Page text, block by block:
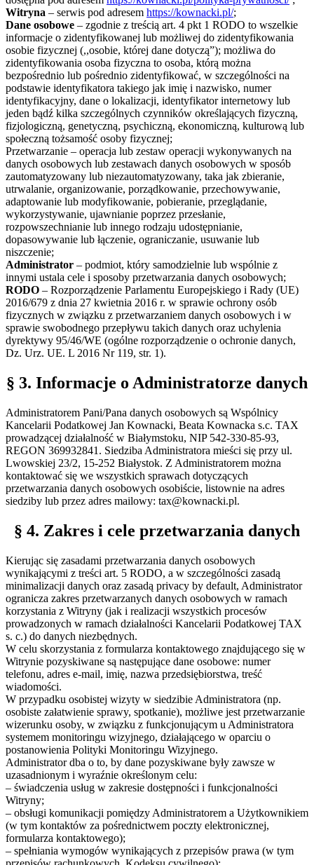
Witryna – serwis pod adresem https://kownacki.pl/;
Dane osobowe – zgodnie z treścią art. 4 pkt 1 RODO to wszelkie
informacje o zidentyfikowanej lub możliwej do zidentyfikowania
osobie fizycznej (,,osobie, której dane dotyczą”); możliwa do
zidentyfikowania osoba fizyczna to osoba, którą można
bezpośrednio lub pośrednio zidentyfikować, w szczególności na
podstawie identyfikatora takiego jak imię i nazwisko, numer
identyfikacyjny, dane o lokalizacji, identyfikator internetowy lub
jeden bądź kilka szczególnych czynników określających fizyczną,
fizjologiczną, genetyczną, psychiczną, ekonomiczną, kulturową lub
społeczną tożsamość osoby fizycznej;
Przetwarzanie – operacja lub zestaw operacji wykonywanych na
danych osobowych lub zestawach danych osobowych w sposób
zautomatyzowany lub niezautomatyzowany, taka jak zbieranie,
utrwalanie, organizowanie, porządkowanie, przechowywanie,
adaptowanie lub modyfikowanie, pobieranie, przeglądanie,
wykorzystywanie, ujawnianie poprzez przesłanie,
rozpowszechnianie lub innego rodzaju udostępnianie,
dopasowywanie lub łączenie, ograniczanie, usuwanie lub
niszczenie;
Administrator – podmiot, który samodzielnie lub wspólnie z
innymi ustala cele i sposoby przetwarzania danych osobowych;
RODO – Rozporządzenie Parlamentu Europejskiego i Rady (UE)
2016/679 z dnia 27 kwietnia 2016 r. w sprawie ochrony osób
fizycznych w związku z przetwarzaniem danych osobowych i w
sprawie swobodnego przepływu takich danych oraz uchylenia
dyrektywy 95/46/WE (ogólne rozporządzenie o ochronie danych,
Dz. Urz. UE. L 2016 Nr 119, str. 1).
§ 3. Informacje o Administratorze danych
Administratorem Pani/Pana danych osobowych są Wspólnicy
Kancelarii Podatkowej Jan Kownacki, Beata Kownacka s.c. TAX
prowadzącej działalność w Białymstoku, NIP 542-330-85-93,
REGON 369932841. Siedziba Administratora mieści się przy ul.
Lwowskiej 23/2, 15-252 Białystok. Z Administratorem można
kontaktować się we wszystkich sprawach dotyczących
przetwarzania danych osobowych osobiście, listownie na adres
siedziby lub przez adres mailowy: tax@kownacki.pl.
§ 4. Zakres i cele przetwarzania danych
Kierując się zasadami przetwarzania danych osobowych
wynikającymi z treści art. 5 RODO, a w szczególności zasadą
minimalizacji danych oraz zasadą privacy by default, Administrator
ogranicza zakres przetwarzanych danych osobowych w ramach
korzystania z Witryny (jak i realizacji wszystkich procesów
prowadzonych w ramach działalności Kancelarii Podatkowej TAX
s. c.) do danych niezbędnych.
W celu skorzystania z formularza kontaktowego znajdującego się w
Witrynie pozyskiwane są następujące dane osobowe: numer
telefonu, adres e-mail, imię, nazwa przedsiębiorstwa, treść
wiadomości.
W przypadku osobistej wizyty w siedzibie Administratora (np.
osobiste załatwienie sprawy, spotkanie), możliwe jest przetwarzanie
wizerunku osoby, w związku z funkcjonującym u Administratora
systemem monitoringu wizyjnego, działającego w oparciu o
postanowienia Polityki Monitoringu Wizyjnego.
Administrator dba o to, by dane pozyskiwane były zawsze w
uzasadnionym i wyraźnie określonym celu:
– świadczenia usług w zakresie dostępności i funkcjonalności
Witryny;
– obsługi komunikacji pomiędzy Administratorem a Użytkownikiem
(w tym kontaktów za pośrednictwem poczty elektronicznej,
formularza kontaktowego);
– spełniania wymogów wynikających z przepisów prawa (w tym